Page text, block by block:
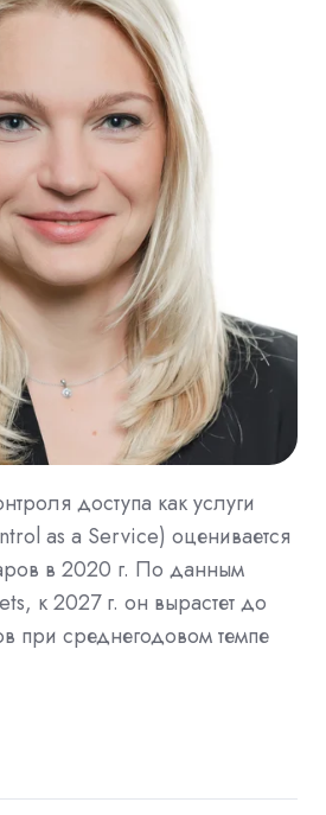
доступа как услуги
as a Service) оценивается
в 2020 г. По данным
к 2027 г. он вырастет до
при среднегодовом темпе